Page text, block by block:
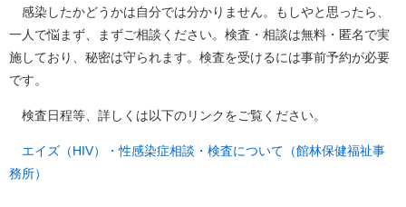
感染したかどうかは自分では分かりません。もしやと思ったら、
一人で悩まず、まずご相談ください。検査・相談は無料・匿名で実
施しており、秘密は守られます。検査を受けるには事前予約が必要
です。
検査日程等、詳しくは以下のリンクをご覧ください。
エイズ（HIV）・性感染症相談・検査について（館林保健福祉事
務所）